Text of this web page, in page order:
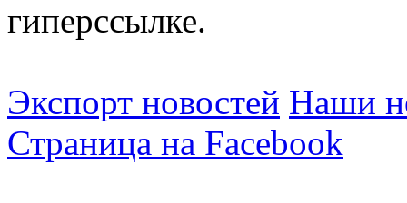
гиперссылке.
Экспорт новостей Наши
Страница на Facebook